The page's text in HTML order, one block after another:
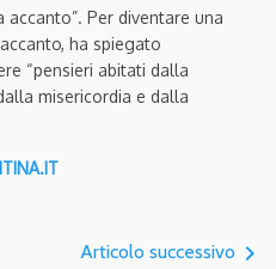
Per diventare una
ha spiegato
“pensieri abitati dalla
misericordia e dalla
Articolo successivo navigate_next